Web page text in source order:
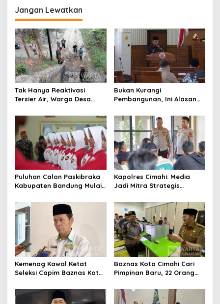
g
a
s
i
p
o
s
Jangan Lewatkan
Tak Hanya Reaktivasi
Tersier Air, Warga Desa
Alternatif di Padalarang
Bukan Kurangi
Pembangunan, Ini Alasan
Pengurangan Belanja
Daerah
Puluhan Calon Paskibraka
Kabupaten Bandung Mulai
Kapolres Cimahi: Media
Jadi Mitra Strategis
Publik
Kemenag Kawal Ketat
Seleksi Capim Baznas Kota
Komisioner Baznas
Berintegritas
Baznas Kota Cimahi Cari
Pimpinan Baru, 22 Orang